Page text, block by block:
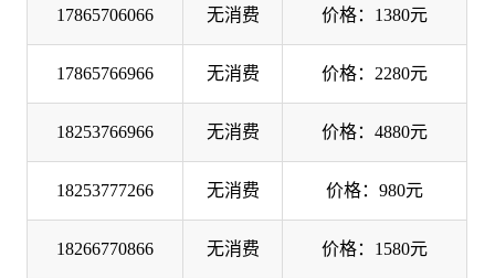
17865706066 无消费 价格：1380元
17865766966 无消费 价格：2280元
18253766966 无消费 价格：4880元
18253777266 无消费 价格：980元
18266770866 无消费 价格：1580元